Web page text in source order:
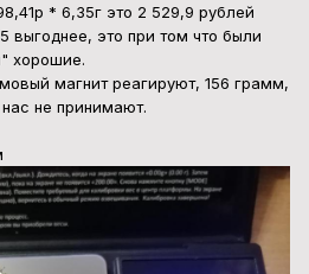
* 6,35г это 2 529,9 рублей
выгоднее, это при том что были
хорошие.
магнит реагируют, 156 грамм,
не принимают.